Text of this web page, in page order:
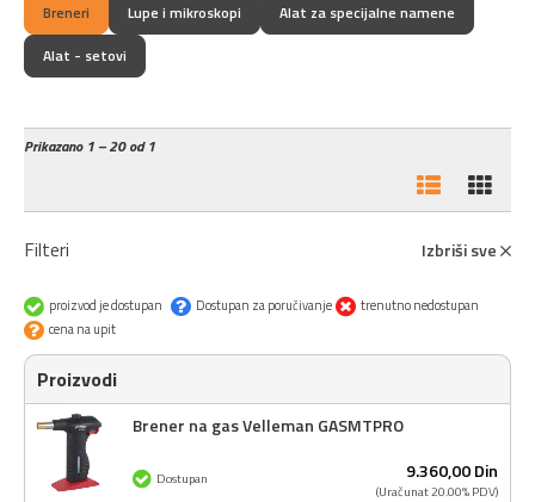
Breneri
Lupe i mikroskopi
Alat za specijalne namene
Alat - setovi
Prikazano1 – 20 od 1
Filteri Izbriši sve
proizvod je dostupan Dostupan za poručivanje
trenutno nedostupan
cena na upit
Proizvodi
Brener na gas Velleman GASMTPRO
9.360,00Din
(Uračunat 20.00% PDV)
Dostupan